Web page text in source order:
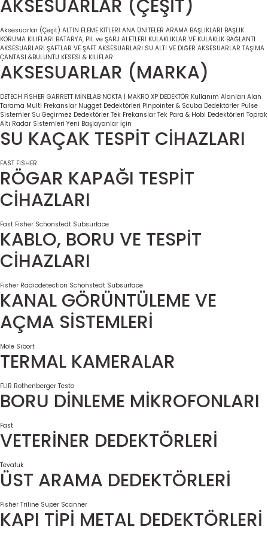
AKSESUARLAR (ÇEŞİT)
Aksesuarlar (Çeşit) ALTIN ELEME KİTLERİ ANA ÜNİTELER ARAMA BAŞLIKLARI BAŞLIK
KORUMA KILIFLARI BATARYA, PİL ve ŞARJ ALETLERİ KULAKLIKLAR VE KULAKLIK BAĞLANTI
AKSESUARLARI ŞAFTLAR VE ŞAFT AKSESUARLARI SU ALTI VE DİĞER AKSESUARLAR TAŞIMA
ÇANTASI &BULUNTU KESESİ & KILIFLAR
AKSESUARLAR (MARKA)
DETECH FİSHER GARRETT MİNELAB NOKTA | MAKRO XP DEDEKTÖR Kullanım Alanları Alan
Tarama Multi Frekanslar Nugget Dedektörleri Pinpointer & Scuba Dedektörler Pulse
Sistemler Su Geçirmez Dedektörler Tek Frekanslar Tek Para & Hobi Dedektörleri Toprak
Altı Radar Sistemleri Yeni Başlayanlar İçin
SU KAÇAK TESPİT CİHAZLARI
FAST FISHER
RÖGAR KAPAĞI TESPİT
CİHAZLARI
Fast Fisher Schonstedt Subsurface
KABLO, BORU VE TESPİT
CİHAZLARI
Fisher Radiodetection Schonstedt Subsurface
KANAL GÖRÜNTÜLEME VE
AÇMA SİSTEMLERİ
Mole Sibort
TERMAL KAMERALAR
FLIR Rothenberger Testo
BORU DİNLEME MİKROFONLARI
Fast
VETERİNER DEDEKTÖRLERİ
Tevafuk
ÜST ARAMA DEDEKTÖRLERİ
Fisher Triline Super Scanner
KAPI TİPİ METAL DEDEKTÖRLERİ